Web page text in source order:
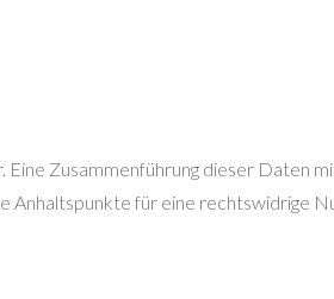
Zusammenführung dieser Daten
Anhaltspunkte für eine rechtswidrige